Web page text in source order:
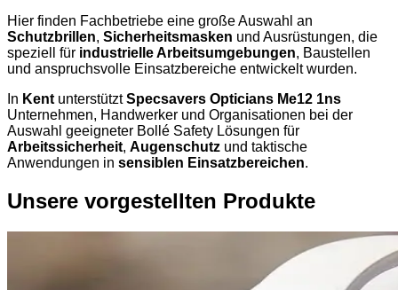
Hier finden Fachbetriebe eine große Auswahl an
Schutzbrillen, Sicherheitsmasken und Ausrüstungen, die
speziell für industrielle Arbeitsumgebungen, Baustellen
und anspruchsvolle Einsatzbereiche entwickelt wurden.
In KentunterstütztSpecsavers Opticians Me12 1ns
Unternehmen, Handwerker und Organisationen bei der
Auswahl geeigneter Bollé Safety Lösungen für
Arbeitssicherheit, Augenschutz und taktische
Anwendungen in sensiblen Einsatzbereichen.
Unsere vorgestellten Produkte